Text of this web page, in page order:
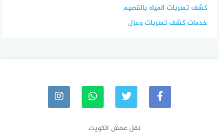
كشف تسربات المياه بالقصيم
خدمات كشف تسربات وعزل
نقل عفش الكويت